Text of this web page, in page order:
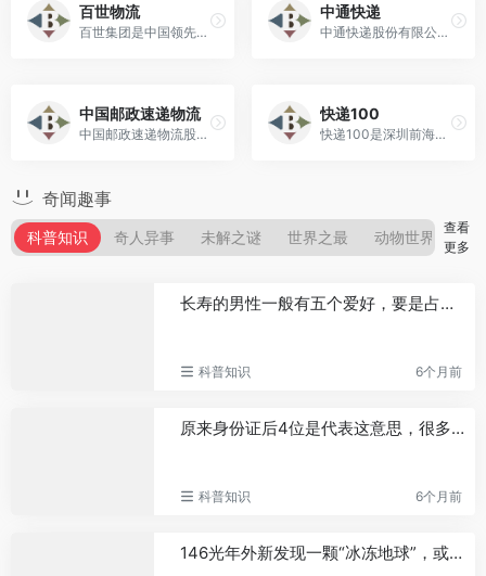
百世物流
百世集团是中国领先的智慧供应链解决方案与物流服务提供商。
中通快递
中通快递股份有限公司成立于2002年5月8日，总部位于上海，是以快递为核心业务的综合物流服务企业。
中国邮政速递物流
中国邮政速递物流股份有限公司隶属于中国邮政集团有限公司，主要经营国内速递、国际速递、合同物流等
快递100
快递100是深圳前海百递网络有限公司旗下快递物流信息服务平台。
奇闻趣事
科普知识 奇人异事 未解之谜 世界之最 动物世界 电
查看
更多
长寿的男性一般有五个爱好，要是占了两个，或许就是长寿体质
科普知识 6个月前
原来身份证后4位是代表这意思，很多人还不知道，看完涨知识了
科普知识 6个月前
146光年外新发现一颗“冰冻地球”，或成潜在人类宜居星球？